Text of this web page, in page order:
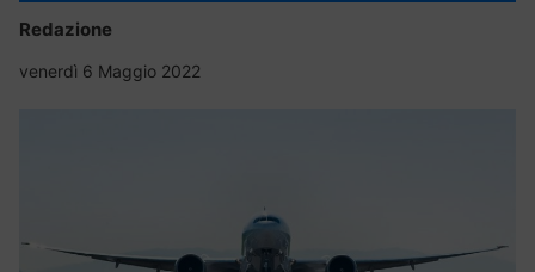
Redazione
venerdì 6 Maggio 2022